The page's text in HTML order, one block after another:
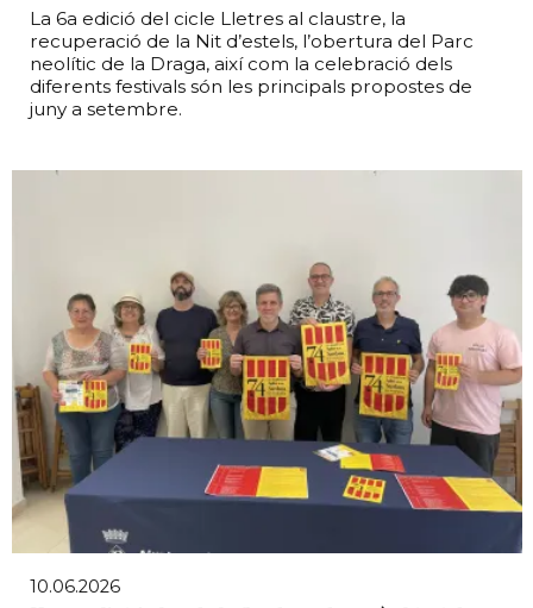
La 6a edició del cicle Lletres al claustre, la
recuperació de la Nit d’estels, l’obertura del Parc
neolític de la Draga, així com la celebració dels
diferents festivals són les principals propostes de
juny a setembre.
10.06.2026